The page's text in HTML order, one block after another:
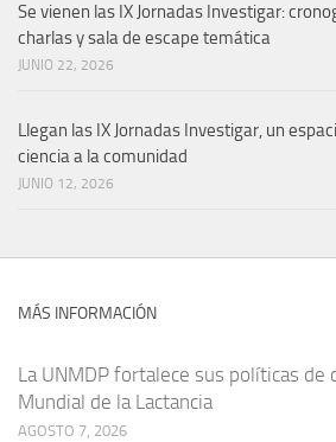
Se vienen las IX Jornadas Investigar:
charlas y sala de escape temática
JUNIO 22, 2026
Llegan las IX Jornadas Investigar, un
ciencia a la comunidad
JUNIO 12, 2026
MÁS INFORMACIÓN
La UNMDP fortalece sus políticas de
Mundial de la Lactancia
AGOSTO 7, 2026